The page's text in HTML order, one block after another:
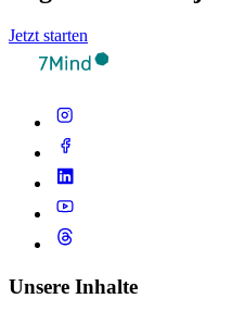
Jetzt starten
Unsere Inhalte